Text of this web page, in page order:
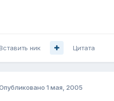
ник Цитата
1 мая, 2005